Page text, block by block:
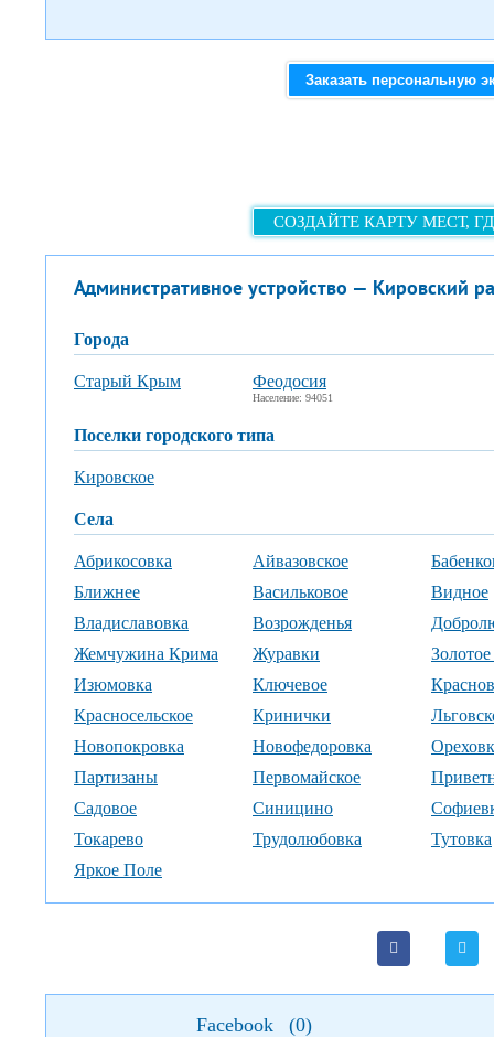
Заказать персональную
СОЗДАЙТЕ КАРТУ МЕСТ,
Административное устройство — Кировский
города
Старый Крым Феодосия
Население: 94051
поселки городского типа
Кировское
села
Абрикосовка Айвазовское
Ближнее
Васильковое
Видное
Владиславовка
Возрожденья
Жемчужина Крима
Журавки
Изюмовка
Ключевое
Красносельское
Кринички
Новопокровка
Новофедоровка
Партизаны
Первомайское
Садовое
Синицино
Токарево
Трудолюбовка
Тутовка
Яркое Поле
Facebook (0)